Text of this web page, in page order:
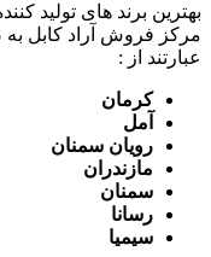
مرکز فروش آراد کابل
عبارتند از :
کرمان
آمل
رویان سمنان
مازندران
سمنان
رسانا
سیمیا